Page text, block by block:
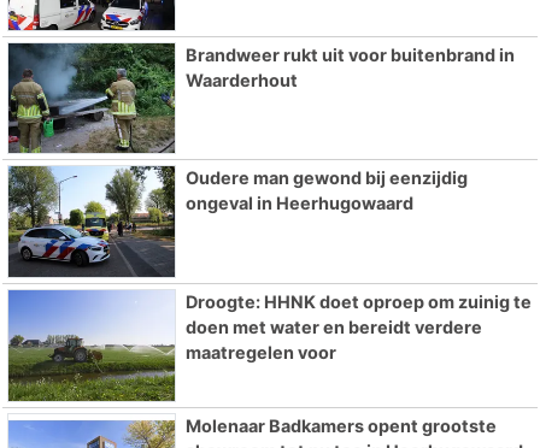
Brandweer rukt uit voor buitenbrand in
Waarderhout
Oudere man gewond bij eenzijdig
ongeval in Heerhugowaard
Droogte: HHNK doet oproep om zuinig te
doen met water en bereidt verdere
maatregelen voor
Molenaar Badkamers opent grootste